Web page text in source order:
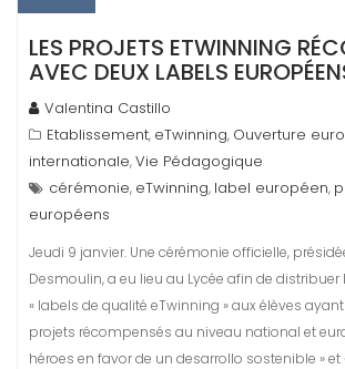
LES PROJETS ETWINNING
AVEC DEUX LABELS
Valentina Castillo
Etablissement, eTwinning, Ouverture
internationale,Vie Pédagogique
cérémonie, eTwinning, label européen,
européens
Jeudi 9 janvier. Une cérémonie officielle,
Desmoulin, a eu lieu au Lycée afin de
« labels de qualité eTwinning » aux élèves
projets récompensés au niveau national et
héroes en favor de un desarrollo sostenible » et